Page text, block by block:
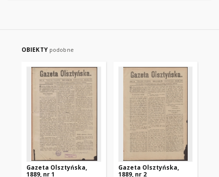
OBIEKTY podobne
Gazeta Olsztyńska,
1889, nr 1
Gazeta Olsztyńska,
1889, nr 2